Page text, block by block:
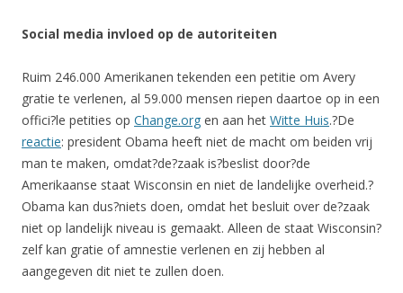
Social media invloed op de autoriteiten
Ruim 246.000 Amerikanen tekenden een petitie om Avery
gratie te verlenen, al 59.000 mensen riepen daartoe op in een
offici?le petities op Change.org en aan het Witte Huis.?De
reactie: president Obama heeft niet de macht om beiden vrij
man te maken, omdat?de?zaak is?beslist door?de
Amerikaanse staat Wisconsin en niet de landelijke overheid.?
Obama kan dus?niets doen, omdat het besluit over de?zaak
niet op landelijk niveau is gemaakt. Alleen de staat Wisconsin?
zelf kan gratie of amnestie verlenen en zij hebben al
aangegeven dit niet te zullen doen.